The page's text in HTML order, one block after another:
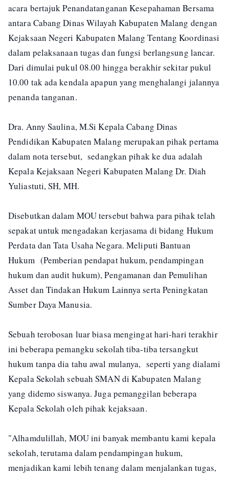
acara bertajuk Penandatanganan Kesepahaman Bersama
antara Cabang Dinas Wilayah Kabupaten Malang dengan
Kejaksaan Negeri Kabupaten Malang Tentang Koordinasi
dalam pelaksanaan tugas dan fungsi berlangsung lancar.
Dari dimulai pukul 08.00 hingga berakhir sekitar pukul
10.00 tak ada kendala apapun yang menghalangi jalannya
penanda tanganan.
Dra. Anny Saulina, M.Si Kepala Cabang Dinas
Pendidikan Kabupaten Malang merupakan pihak pertama
dalam nota tersebut, sedangkan pihak ke dua adalah
Kepala Kejaksaan Negeri Kabupaten Malang Dr. Diah
Yuliastuti, SH, MH.
Disebutkan dalam MOU tersebut bahwa para pihak telah
sepakat untuk mengadakan kerjasama di bidang Hukum
Perdata dan Tata Usaha Negara. Meliputi Bantuan
Hukum (Pemberian pendapat hukum, pendampingan
hukum dan audit hukum), Pengamanan dan Pemulihan
Asset dan Tindakan Hukum Lainnya serta Peningkatan
Sumber Daya Manusia.
Sebuah terobosan luar biasa mengingat hari-hari terakhir
ini beberapa pemangku sekolah tiba-tiba tersangkut
hukum tanpa dia tahu awal mulanya, seperti yang dialami
Kepala Sekolah sebuah SMAN di Kabupaten Malang
yang didemo siswanya. Juga pemanggilan beberapa
Kepala Sekolah oleh pihak kejaksaan.
"Alhamdulillah, MOU ini banyak membantu kami kepala
sekolah, terutama dalam pendampingan hukum,
menjadikan kami lebih tenang dalam menjalankan tugas,